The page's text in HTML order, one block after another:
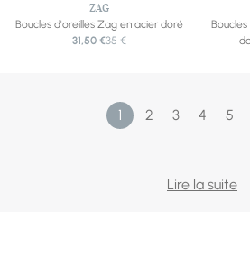
ZAG
Boucles d'oreilles Zag en acier doré
31,50 €35 €
1 2 3 4 5
C'est le bijou qui encadre le
Lire la suite